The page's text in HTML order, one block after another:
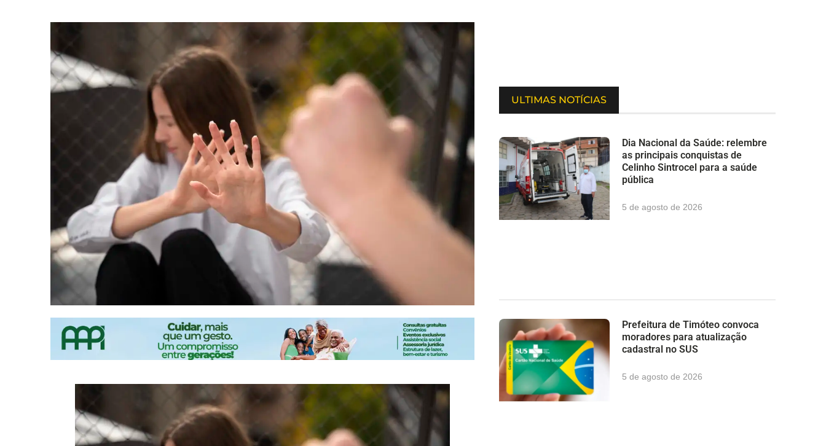
ULTIMAS NOTÍCIAS
Dia Nacional da Saúde: relembre
as principais conquistas de
Celinho Sintrocel para a saúde
pública
5 de agosto de 2026
Prefeitura de Timóteo convoca
moradores para atualização
cadastral no SUS
5 de agosto de 2026